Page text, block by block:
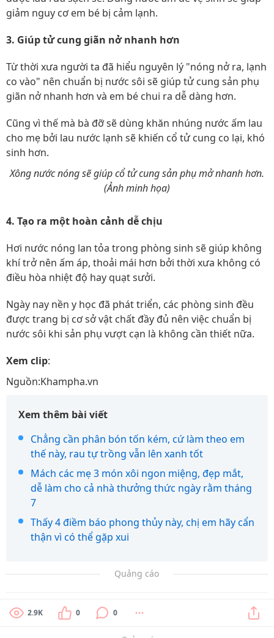
giảm nguy cơ em bé bị cảm lạnh.
3. Giúp tử cung giãn nở nhanh hơn
Từ thời xưa người ta đã hiểu nguyên lý "nóng nở ra, lạnh
co vào" nên chuẩn bị nước sôi sẽ giúp tử cung sản phụ
giãn nở nhanh hơn và em bé chui ra dễ dàng hơn.
Cũng vì thế mà bà đỡ sẽ dùng khăn nhúng nước ấm lau
cho mẹ bởi lau nước lạnh sẽ khiến cổ tử cung co lại, khó
sinh hơn.
Xông nước nóng sẽ giúp cổ tử cung sản phụ mở nhanh hơn.
(Ảnh minh họa)
4. Tạo ra một hoàn cảnh dễ chịu
Hơi nước nóng lan tỏa trong phòng sinh sẽ giúp không
khí trở nên ấm áp, thoải mái hơn bởi thời xưa không có
điều hòa nhiệt độ hay quạt sưởi.
Ngày nay nền y học đã phát triển, các phòng sinh đều
được trang bị cơ sở vật chất đầy đủ nên việc chuẩn bị
nước sôi khi sản phụ vượt cạn là không cần thiết nữa.
Xem clip:
Nguồn:Khampha.vn
Xem thêm bài viết
Chẳng cần phân bón tốn kém, cứ làm theo em
thế này, rau tự trồng vẫn lên xanh tốt
Mách các mẹ 3 món xôi ngon miệng, đẹp mắt,
dễ làm cho cả nhà thưởng thức ngày rằm tháng
7
Thấy 4 điềm báo phong thủy này, chị em hãy cẩn
thận vì có thể gặp xui
Quảng cáo
2.9K 0 0